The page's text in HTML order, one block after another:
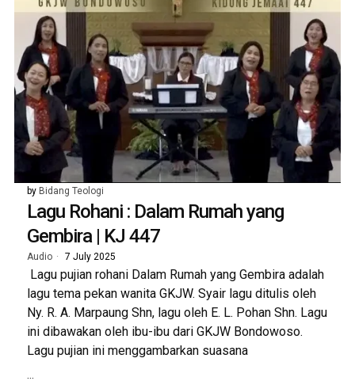
by Bidang Teologi
Lagu Rohani : Dalam Rumah yang
Gembira | KJ 447
Audio 7 July 2025
Lagu pujian rohani Dalam Rumah yang Gembira adalah
lagu tema pekan wanita GKJW. Syair lagu ditulis oleh
Ny. R. A. Marpaung Shn, lagu oleh E. L. Pohan Shn. Lagu
ini dibawakan oleh ibu-ibu dari GKJW Bondowoso.
Lagu pujian ini menggambarkan suasana
...